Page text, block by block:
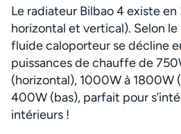
Le radiateur Bilbao 4 existe
horizontal et vertical). Selon
fluide caloporteur se décline
puissances de chauffe de
(horizontal), 1000W à 1800W
400W (bas), parfait pour
intérieurs !